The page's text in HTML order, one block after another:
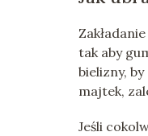
tak aby
bielizny,
majtek,
Jeśli